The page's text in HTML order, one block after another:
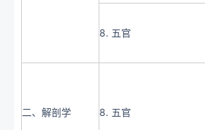
8. 五官
二、解剖学 8. 五官